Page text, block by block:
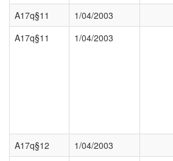
A17q§11
1/04/2003
A17q§11
1/04/2003
A17q§12
1/04/2003